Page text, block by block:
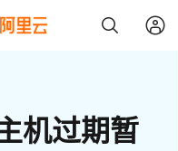
机过期暂